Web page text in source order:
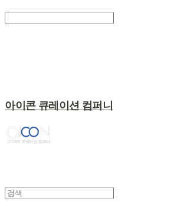
아이콘 큐레이션 컴퍼니